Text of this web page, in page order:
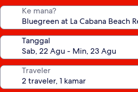
Ke mana?
Tanggal
Traveler